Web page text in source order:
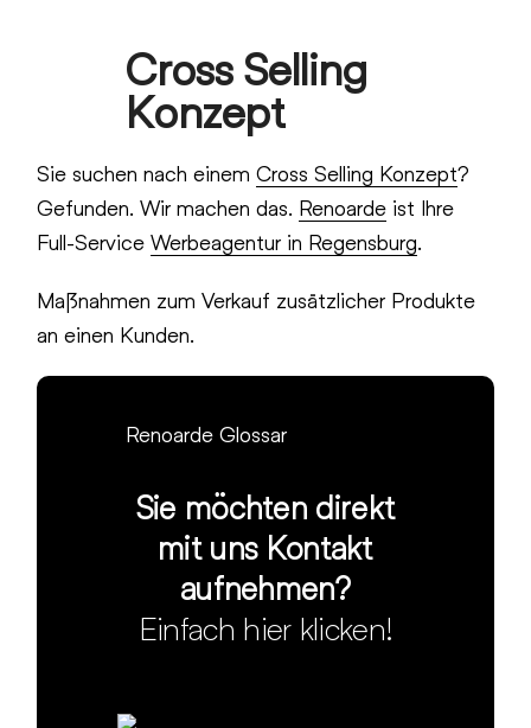
Cross Selling
Konzept
Sie suchen nach einemCross Selling Konzept?
Gefunden. Wir machen das. Renoarde ist Ihre
Full-ServiceWerbeagentur in Regensburg.
Maßnahmen zum Verkauf zusätzlicher Produkte
an einen Kunden.
Renoarde Glossar
Sie möchten direkt
mit uns Kontakt
aufnehmen?
Einfach hier klicken!